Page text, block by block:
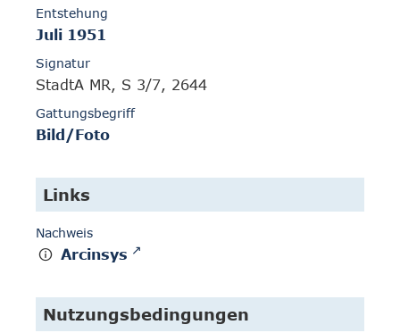
Entstehung
Juli 1951
Signatur
StadtA MR, S 3/7, 2644
Gattungsbegriff
Bild/Foto
Links
Nachweis
Arcinsys
Nutzungsbedingungen